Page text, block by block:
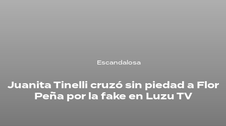
Escandalosa
Juanita Tinelli cruzó sin piedad a Flor
Peña por la fake en Luzu TV
PALABRAS